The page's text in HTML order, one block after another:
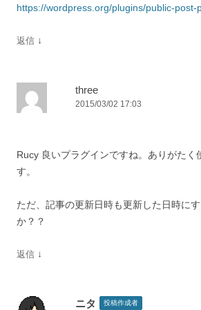
https://wordpress.org/plugins/public-post-
返信 ↓
three
2015/03/02 17:03
Rucy 良いプラグインですね。ありがたく
す。
ただ、記事の更新日時も更新した日時に
か？？
返信 ↓
ニタ 投稿作成者